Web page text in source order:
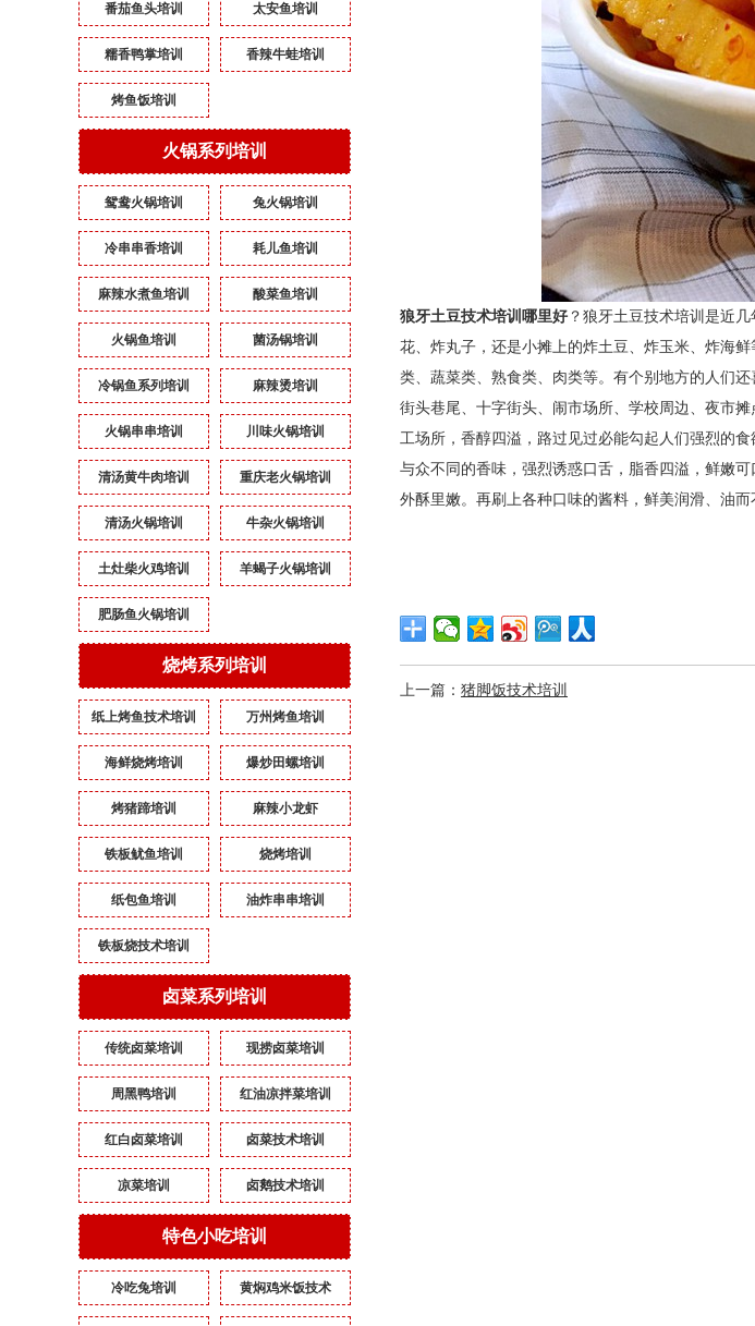
番茄鱼头培训 太安鱼培训
糯香鸭掌培训 香辣牛蛙培训
烤鱼饭培训
火锅系列培训
鸳鸯火锅培训 兔火锅培训
冷串串香培训 耗儿鱼培训
麻辣水煮鱼培训 酸菜鱼培训
火锅鱼培训 菌汤锅培训
冷锅鱼系列培训 麻辣烫培训
火锅串串培训 川味火锅培训
清汤黄牛肉培训 重庆老火锅培训
清汤火锅培训 牛杂火锅培训
土灶柴火鸡培训 羊蝎子火锅培训
肥肠鱼火锅培训
烧烤系列培训
纸上烤鱼技术培训 万州烤鱼培训
海鲜烧烤培训 爆炒田螺培训
烤猪蹄培训 麻辣小龙虾
铁板鱿鱼培训 烧烤培训
纸包鱼培训 油炸串串培训
铁板烧技术培训
卤菜系列培训
传统卤菜培训 现捞卤菜培训
周黑鸭培训 红油凉拌菜培训
红白卤菜培训 卤菜技术培训
凉菜培训 卤鹅技术培训
特色小吃培训
冷吃兔培训 黄焖鸡米饭技术
狼牙土豆技术培训哪里好 ？狼牙土豆技术培训 是近几
花、炸丸子，还是小摊上的炸土豆、炸玉米、炸海鲜
类、蔬菜类、熟食类、肉类等。有个别地方的人们
街头巷尾、十字街头、闹市场所、学校周边、夜市摊
工场所，香醇四溢，路过见过必能勾起人们强烈的食
与众不同的香味，强烈诱惑口舌，脂香四溢，鲜嫩
外酥里嫩。再刷上各种口味的酱料，鲜美润滑、油而
上一篇： 猪脚饭技术培训